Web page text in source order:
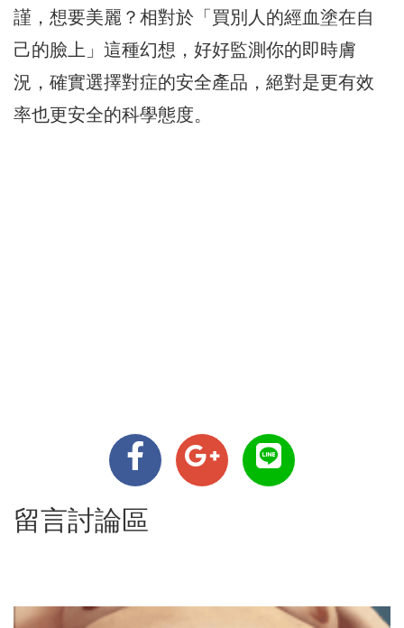
謹，想要美麗？相對於「買別人的經血塗在自
己的臉上」這種幻想，好好監測你的即時膚
況，確實選擇對症的安全產品，絕對是更有效
率也更安全的科學態度。
留言討論區